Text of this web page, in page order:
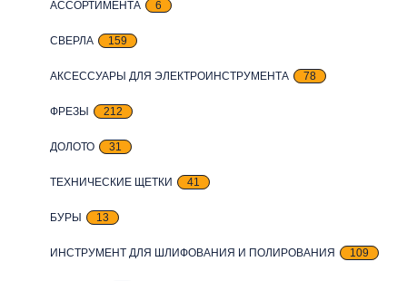
АССОРТИМЕНТА 6
СВЕРЛА 159
АКСЕССУАРЫ ДЛЯ ЭЛЕКТРОИНСТРУМЕНТА 78
ФРЕЗЫ 212
ДОЛОТО 31
ТЕХНИЧЕСКИЕ ЩЕТКИ 41
БУРЫ 13
ИНСТРУМЕНТ ДЛЯ ШЛИФОВАНИЯ И ПОЛИРОВАНИЯ 109